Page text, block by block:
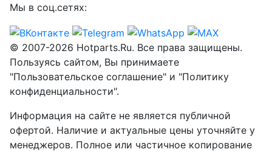
Мы в соц.сетях:
© 2007-2026 Hotparts.Ru. Все права защищены.
Пользуясь сайтом, Вы принимаете
"Пользовательское соглашение" и "Политику
конфиденциальности".
Информация на сайте не является публичной
офертой. Наличие и актуальные цены уточняйте у
менеджеров. Полное или частичное копирование